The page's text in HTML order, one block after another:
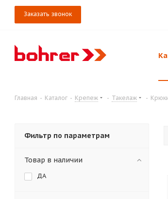
Заказать звонок
Главная - Каталог - Крепеж - Такелаж -
Фильтр по параметрам
Товар в наличии
ДА